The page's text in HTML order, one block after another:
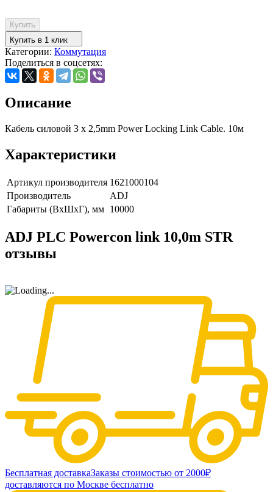
Купить
Купить в 1 клик
Категории: Коммутация
Поделиться в соцсетях:
Описание
Кабель силовой 3 x 2,5mm Power Locking Link Cable. 10м
Характеристики
Артикул производителя 1621000104
Производитель
ADJ
Габариты (ВxШxГ), мм 10000
ADJ PLC Powercon link 10,0m STR
отзывы
Бесплатная доставкаЗаказы стоимостью от 2000₽
доставляются по Москве бесплатно